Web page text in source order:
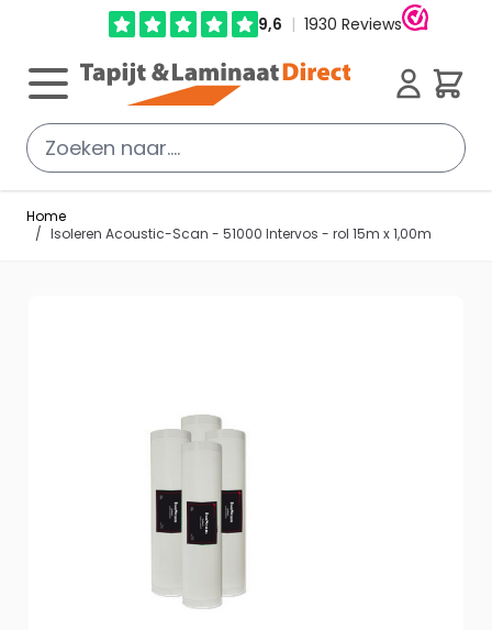
Ga direct door naar de inhoud
Cart
Home
/ Isoleren Acoustic-Scan - 51000 Intervos - rol 15m x 1,00m